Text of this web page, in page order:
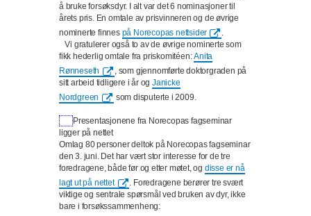
å bruke forsøksdyr. I alt var det 6 nominasjoner til
årets pris. En omtale av prisvinneren og de øvrige
nominerte finnes på Norecopas nettsider
.
Vi gratulerer også to av de øvrige nominerte som
fikk hederlig omtale fra priskomitéen:Anita
Rønneseth
, som gjennomførte doktorgraden på
sitt arbeid tidligere i år ogJanicke
Nordgreen
som disputerte i 2009.
Presentasjonene fra Norecopas fagseminar
ligger på nettet
Omlag 80 personer deltok på Norecopas fagseminar
den 3. juni. Det har vært stor interesse for de tre
foredragene, både før og etter møtet, og disse er nå
lagt ut på nettet
. Foredragene berører tre svært
viktige og sentrale spørsmål ved bruken av dyr, ikke
bare i forsøkssammenheng: